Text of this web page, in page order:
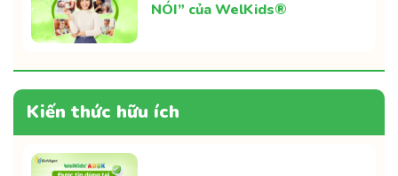
NÓI” của WelKids®
Kiến thức hữu ích